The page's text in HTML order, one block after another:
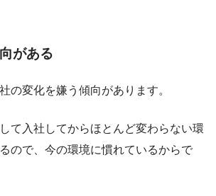
がある
の変化を嫌う傾向があります。
て入社してからほとんど変わらない環
ので、今の環境に慣れているからで